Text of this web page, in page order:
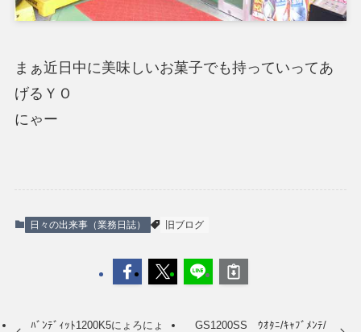
まぁ近日中に美味しいお菓子でも持っていってあ
げるＹＯ
にゃー
日々の出来事（業務日誌） 旧ブログ
ﾊﾞﾝﾃﾞｨｯﾄ1200K5にょろにょ
GS1200SS ｳｵﾀﾆ/ｷｬﾌﾞﾒﾝﾃ/